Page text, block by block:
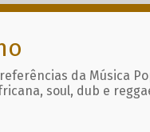
da Música
soul, dub e